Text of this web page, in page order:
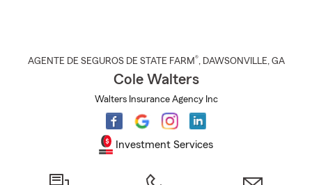
AGENTE DE SEGUROS DE STATE FARM®, DAWSONVILLE, GA
Cole Walters
Walters Insurance Agency Inc
Investment Services